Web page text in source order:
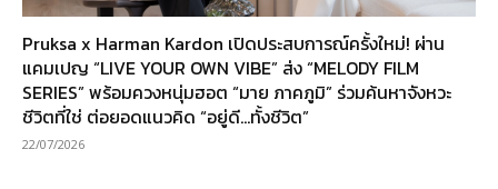
Pruksa x Harman Kardon เปิดประสบการณ์ครั้งใหม่! ผ่าน
แคมเปญ “LIVE YOUR OWN VIBE” ส่ง “MELODY FILM
SERIES” พร้อมควงหนุ่มฮอต “มาย ภาคภูมิ” ร่วมค้นหาจังหวะ
ชีวิตที่ใช่ ต่อยอดแนวคิด “อยู่ดี…ทั้งชีวิต”
22/07/2026